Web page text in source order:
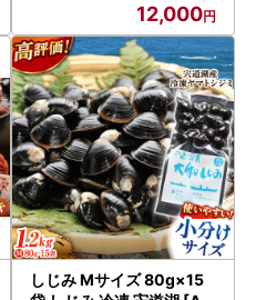
12,000
しじみ Mサイズ 80g×15